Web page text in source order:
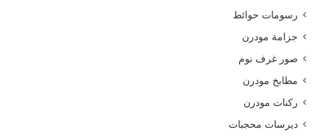
رسومات حوائط
جزامة مودرن
صور غرف نوم
مطابخ مودرن
ركنات مودرن
ديرسات محجبات